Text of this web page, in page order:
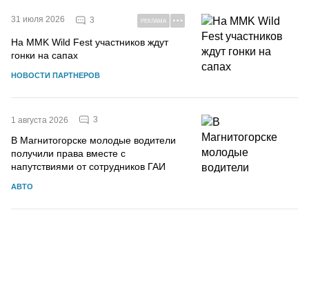
31 июля 2026 3 РЕКЛАМА
На MMK Wild Fest участников ждут
гонки на сапах
НОВОСТИ ПАРТНЕРОВ
1 августа 2026 3
В Магнитогорске молодые водители
получили права вместе с
напутствиями от сотрудников ГАИ
АВТО